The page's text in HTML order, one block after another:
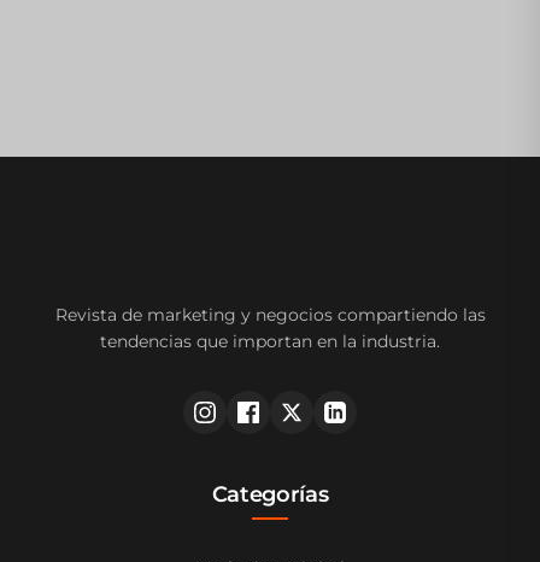
Revista de marketing y negocios compartiendo las
tendencias que importan en la industria.
Categorías